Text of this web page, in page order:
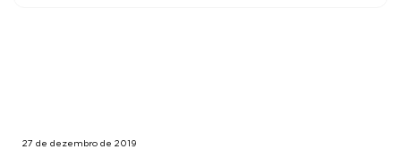
27 de dezembro de 2019